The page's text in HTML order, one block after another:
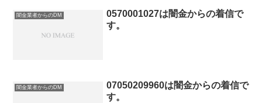
闇金業者からのDM
0570001027は闇金からの着信で
す。
闇金業者からのDM
07050209960は闇金からの着信で
す。